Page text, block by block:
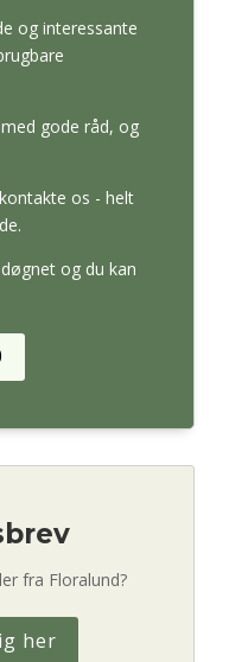
og interessante
gode råd, og
os - helt
og du kan
fra Floralund?
her